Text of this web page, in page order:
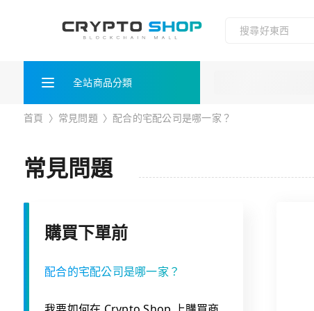
全站商品分類
首頁 〉 常見問題 〉 配合的宅配公司是哪一家？
常見問題
購買下單前
配合的宅配公司是哪一家？